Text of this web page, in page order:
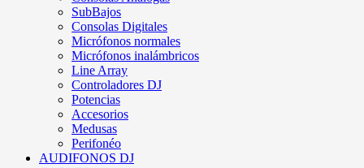
SubBajos
Consolas Digitales
Micrófonos normales
Micrófonos inalámbricos
Line Array
Controladores DJ
Potencias
Accesorios
Medusas
Perifonéo
AUDIFONOS DJ